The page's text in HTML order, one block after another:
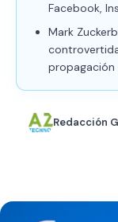
Facebook,
Mark
propagación
Redacción